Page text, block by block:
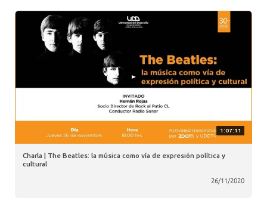
1:07:11
Charla | The Beatles: la música como vía de expresión política y
cultural
26/11/2020